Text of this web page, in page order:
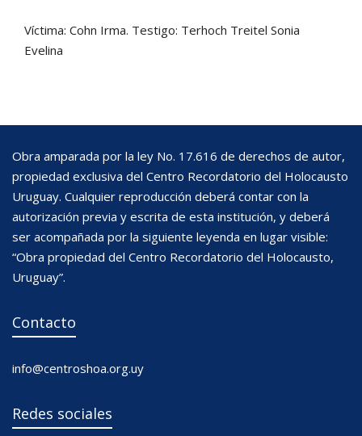
Víctima: Cohn Irma. Testigo: Terhoch Treitel Sonia
Evelina
Obra amparada por la ley No. 17.616 de derechos de autor,
propiedad exclusiva del Centro Recordatorio del Holocausto
Uruguay. Cualquier reproducción deberá contar con la
autorización previa y escrita de esta institución, y deberá
ser acompañada por la siguiente leyenda en lugar visible:
“Obra propiedad del Centro Recordatorio del Holocausto,
Uruguay”.
Contacto
info@centroshoa.org.uy
Redes sociales